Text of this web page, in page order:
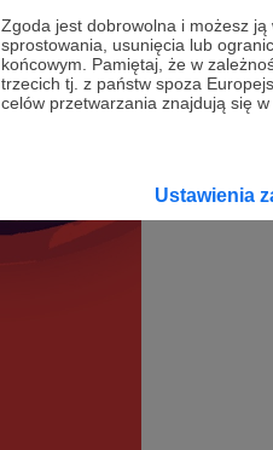
Zgoda jest dobrowolna i możesz ją
sprostowania, usunięcia lub
końcowym. Pamiętaj, że w
trzecich tj. z państw spoza
celów przetwarzania znajdują się
Ustawienia